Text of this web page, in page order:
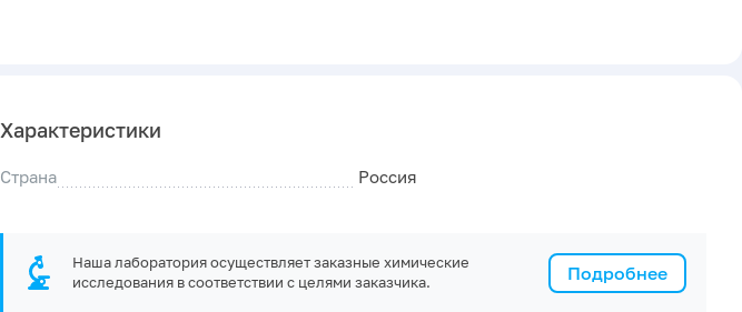
Характеристики
Страна Россия
Подробнее
Наша лаборатория осуществляет заказные химические
исследования в соответствии с целями заказчика.